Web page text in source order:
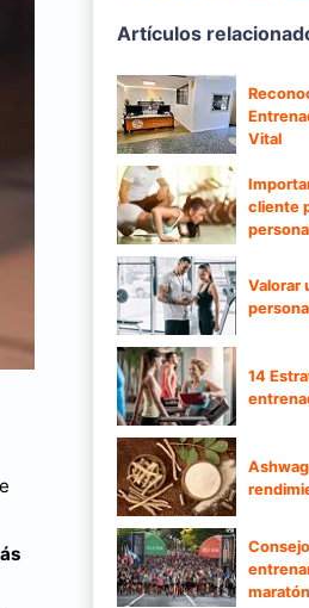
Artículos
Vital
cliente
Valorar
14
maratón